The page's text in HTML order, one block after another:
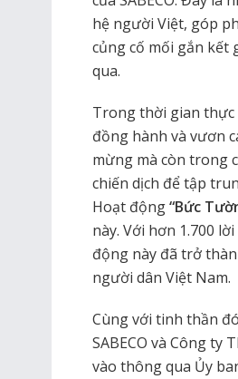
hệ người Việt, góp
củng cố mối gắn kết
qua.
Trong thời gian thực
đồng hành và vươn
mừng mà còn trong
chiến dịch để tập
Hoạt động“Bức
này. Với hơn 1.700
động này đã trở
người dân Việt Nam.
Cùng với tinh thần
SABECO và Công ty
vào thông qua Ủy